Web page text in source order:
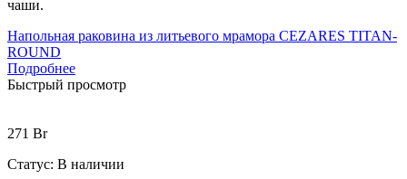
чаши.
Напольная раковина из литьевого мрамора CEZARES TITAN-
ROUND
Подробнее
Быстрый просмотр
271 Br
Статус: В наличии